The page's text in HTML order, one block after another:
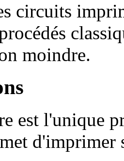
circuits
moindre.
est l'unique
d'imprimer